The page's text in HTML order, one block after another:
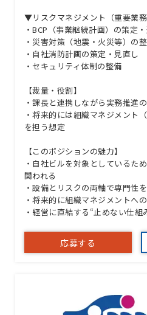
▼リスクマネジメント（重要業務
・BCP（事業継続計画）の策定
・災害対策（地震・火災等）の
・自社消防計画の策定・見直し
・セキュリティ体制の整備
【裁量・役割】
・課長と連携しながら実務推進
・将来的には組織マネジメント
を担う想定
【このポジションの魅力】
・自社ビルを対象としているた
関われる
・設備とリスクの両軸で専門性
・将来的に組織マネジメントへ
・経営に直結する“止めない仕
応募する